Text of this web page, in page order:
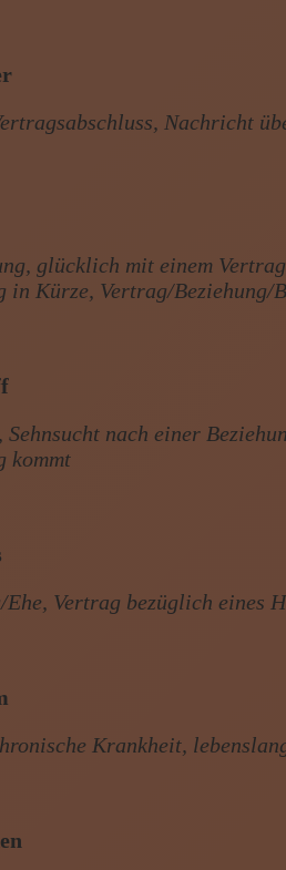
Nachricht
glücklich mit einem
in Kürze, Vertrag/Beziehung/
nach einer
kommt
Vertrag bezüglich eines
Krankheit,